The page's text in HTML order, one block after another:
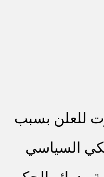
للعلن بسبب
السياسي